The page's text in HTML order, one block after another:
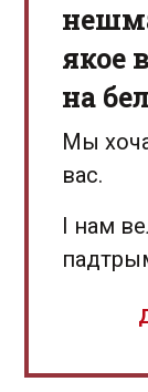
якое
на
Мы
вас.
І нам